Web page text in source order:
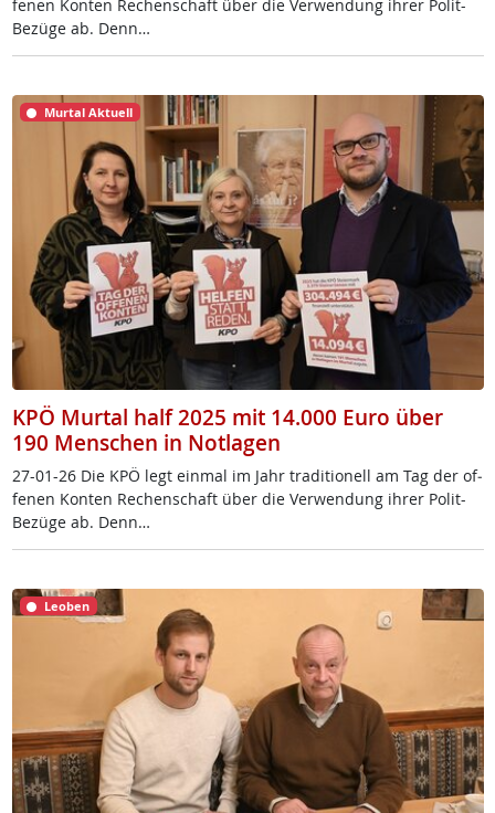
fe­nen Kon­ten Re­chen­schaft über die Ver­wen­dung ih­rer Po­lit-
Be­zü­ge ab. Denn…
Murtal Aktuell
KPÖ Murtal half 2025 mit 14.000 Euro über
190 Menschen in Notlagen
27-01-26 Die KPÖ legt ein­mal im Jahr tra­di­tio­nell am Tag der of­
fe­nen Kon­ten Re­chen­schaft über die Ver­wen­dung ih­rer Po­lit-
Be­zü­ge ab. Denn…
Leoben